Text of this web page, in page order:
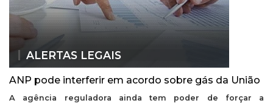
ALERTAS LEGAIS
ANP pode interferir em acordo sobre gás da União
A agência reguladora ainda tem poder de forçar a